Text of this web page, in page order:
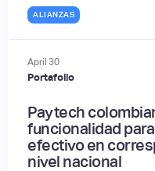
ALIANZAS
April 30
Portafolio
Paytech
funcionalidad
efectivo en
nivel nacional